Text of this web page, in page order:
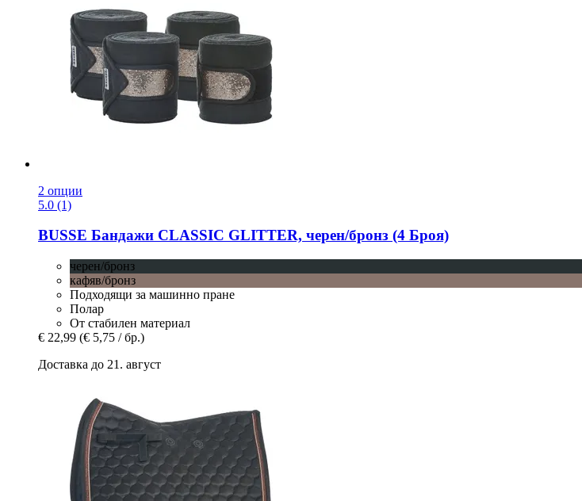
2 опции
5.0 (1)
BUSSE Бандажи CLASSIC GLITTER, черен/бронз (4 Броя)
черен/бронз
кафяв/бронз
Подходящи за машинно пране
Полар
От стабилен материал
€ 22,99 (€ 5,75 / бр.)
Доставка до 21. август